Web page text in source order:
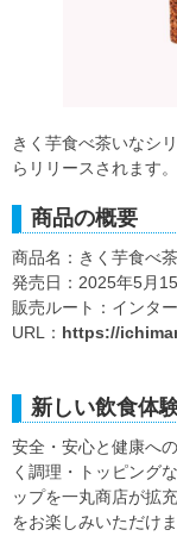
きく芋食べ茶いなシ
らリリースされます。
商品の概要
商品名：きく芋食べ
発売日：2025年5月
販売ルート：インタ
URL： https://
新しい飲食体
安全・安心と健康へ
く調理・トッピング
ップを一丸商店が拡
をお楽しみいただけ